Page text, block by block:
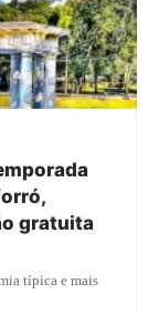
gratuita
típica e mais